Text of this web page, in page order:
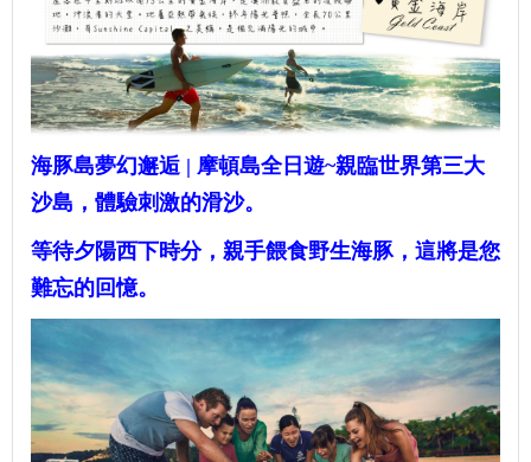
海豚島夢幻邂逅 | 摩頓島全日遊~親臨世界第三大
沙島，體驗刺激的滑沙。
等待夕陽西下時分，親手餵食野生海豚，這將是您
難忘的回憶。